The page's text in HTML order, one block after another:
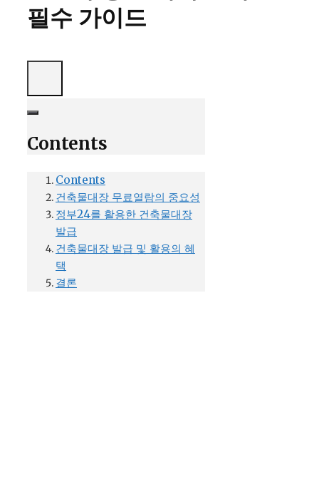
필수 가이드
Contents
Contents
건축물대장 무료열람의 중요성
정부24를 활용한 건축물대장
발급
건축물대장 발급 및 활용의 혜
택
결론